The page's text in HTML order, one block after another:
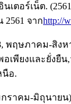
เตอร์เน็ต.
2561 จากhttp://
พฤษภาคม-สิง
เพียงและยั่งยืน
นือ.
กราคม-มิถุนายน